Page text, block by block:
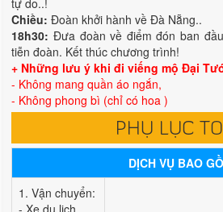
Chiều:Đoàn khởi hành về Đà Nẵng..
18h30: Đưa đoàn về điểm đón ban
tiễn đoàn. Kết thúc chương trình!
+ Những lưu ý khi đi viếng mộ Đại
- Không mang quần áo ngắn,
- Không phong bì (chỉ có hoa )
PHỤ LỤC
DỊCH VỤ BAO
1. Vận chuyển:
- Xe du lịch